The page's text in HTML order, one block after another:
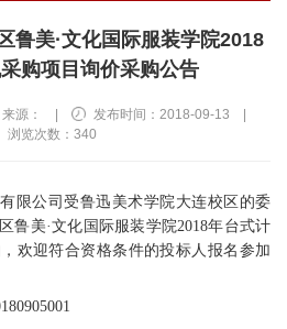
鲁美·文化国际服装学院2018
购项目询价采购公告
来源： | 发布时间：2018-09-13
|
浏览次数： 340
限公司受鲁迅美术学院大连校区的委
鲁美·文化国际服装学院2018年台式计
欢迎符合资格条件的投标人报名参加